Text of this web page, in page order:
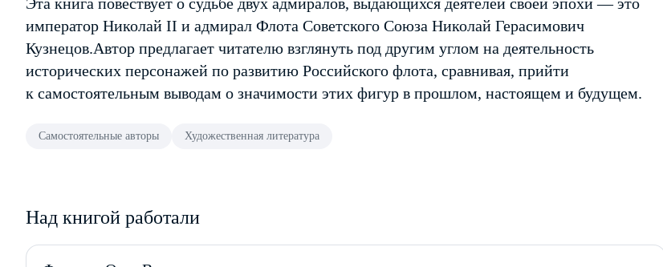
император Николай II и адмирал Флота Советского Союза Николай Герасимович
Кузнецов.Автор предлагает читателю взглянуть под другим углом на деятельность
исторических персонажей по развитию Российского флота, сравнивая, прийти
к самостоятельным выводам о значимости этих фигур в прошлом, настоящем и будущем.
Самостоятельные авторы Художественная литература
Над книгой работали